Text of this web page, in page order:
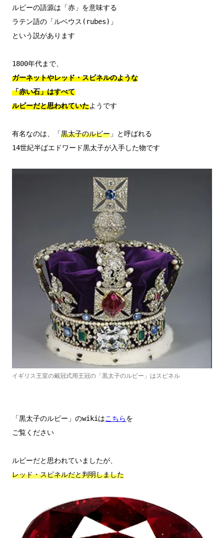
ルビーの語源は「赤」を意味する
ラテン語の「ルベウス(rubes)」
という説があります
ガーネットやレッド・スピネルのような
「赤い石」はすべて
ルビーだと思われていたようです
有名なのは、「黒太子のルビー 」と呼ばれる
イギリス王室の戴冠式用王冠の「黒太子のルビー」はスピネル
「黒太子のルビー」のwikiはこちらを
ご覧ください
レッド・スピネルだと判明しました